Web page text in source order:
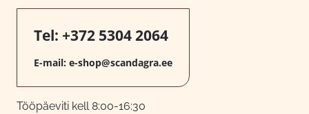
Tel: +372 5304 2064
E-mail: e-shop@scandagra.ee
Tööpäeviti kell 8:00-16:30